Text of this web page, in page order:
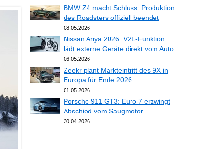
BMW Z4 macht Schluss: Produktion
des Roadsters offiziell beendet
08.05.2026
Nissan Ariya 2026: V2L-Funktion
lädt externe Geräte direkt vom Auto
06.05.2026
Zeekr plant Markteintritt des 9X in
Europa für Ende 2026
01.05.2026
Porsche 911 GT3: Euro 7 erzwingt
Abschied vom Saugmotor
30.04.2026